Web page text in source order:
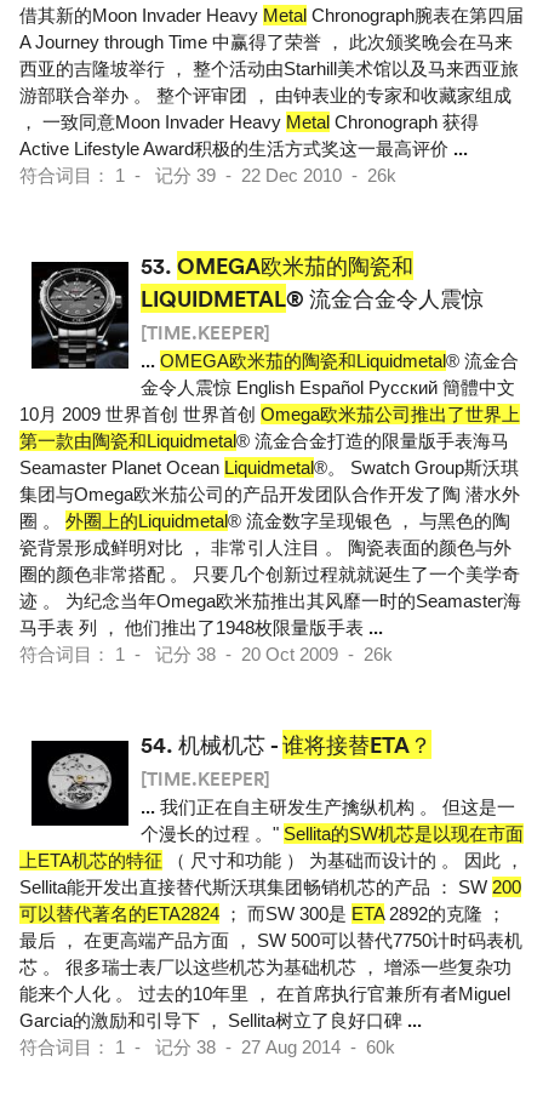
借其新的Moon Invader Heavy Metal Chronograph腕表在第四届
A Journey through Time 中赢得了荣誉 ， 此次颁奖晚会在马来
西亚的吉隆坡举行 ， 整个活动由Starhill美术馆以及马来西亚旅
游部联合举办 。 整个评审团 ， 由钟表业的专家和收藏家组成
， 一致同意Moon Invader Heavy Metal Chronograph 获得
Active Lifestyle Award积极的生活方式奖这一最高评价 ...
符合词目： 1 - 记分 39 - 22 Dec 2010 - 26k
53. OMEGA欧米茄的陶瓷和
LIQUIDMETAL® 流金合金令人震惊
[TIME.KEEPER]
... OMEGA欧米茄的陶瓷和Liquidmetal® 流金合
金令人震惊 English Español Pусский 簡體中文
10月 2009 世界首创 世界首创 Omega欧米茄公司推出了世界上
第一款由陶瓷和Liquidmetal® 流金合金打造的限量版手表海马
Seamaster Planet Ocean Liquidmetal®。 Swatch Group斯沃琪
集团与Omega欧米茄公司的产品开发团队合作开发了陶 潜水外
圈 。 外圈上的Liquidmetal® 流金数字呈现银色 ， 与黑色的陶
瓷背景形成鲜明对比 ， 非常引人注目 。 陶瓷表面的颜色与外
圈的颜色非常搭配 。 只要几个创新过程就就诞生了一个美学奇
迹 。 为纪念当年Omega欧米茄推出其风靡一时的Seamaster海
马手表 列 ， 他们推出了1948枚限量版手表 ...
符合词目： 1 - 记分 38 - 20 Oct 2009 - 26k
54. 机械机芯 -谁将接替ETA？
[TIME.KEEPER]
... 我们正在自主研发生产擒纵机构 。 但这是一
个漫长的过程 。" Sellita的SW机芯是以现在市面
上ETA机芯的特征 （ 尺寸和功能 ） 为基础而设计的 。 因此 ，
Sellita能开发出直接替代斯沃琪集团畅销机芯的产品 ： SW 200
可以替代著名的ETA2824 ； 而SW 300是 ETA2892的克隆 ；
最后 ， 在更高端产品方面 ， SW 500可以替代7750计时码表机
芯 。 很多瑞士表厂以这些机芯为基础机芯 ， 增添一些复杂功
能来个人化 。 过去的10年里 ， 在首席执行官兼所有者Miguel
Garcia的激励和引导下 ， Sellita树立了良好口碑 ...
符合词目： 1 - 记分 38 - 27 Aug 2014 - 60k